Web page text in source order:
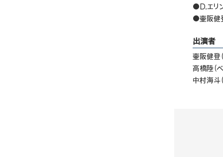
●D.エリン
●壷阪健
出演者
壷阪健登
高橋陸（
中村海斗